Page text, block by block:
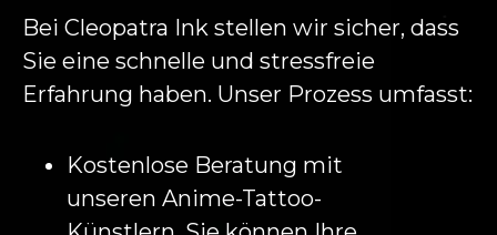
Bei Cleopatra Ink stellen wir sicher, dass
Sie eine schnelle und stressfreie
Erfahrung haben. Unser Prozess umfasst:
Kostenlose Beratung mit
unseren Anime-Tattoo-